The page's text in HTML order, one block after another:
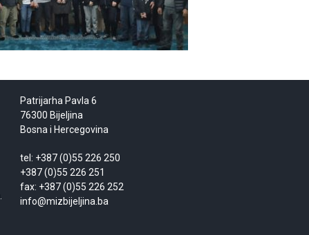
Patrijarha Pavla 6
76300 Bijeljina
Bosna i Hercegovina
tel: +387 (0)55 226 250
+387 (0)55 226 251
fax: +387 (0)55 226 252
info@mizbijeljina.ba